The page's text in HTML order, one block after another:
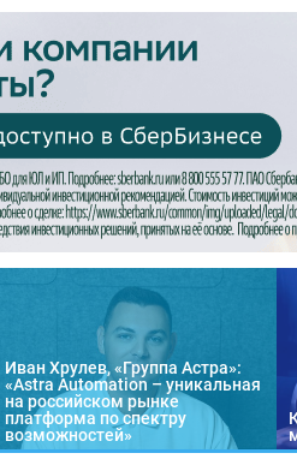
Иван Хрулев, «Группа Астра»:
«Astra Automation – уникальная
на российском рынке
платформа по спектру
возможностей»